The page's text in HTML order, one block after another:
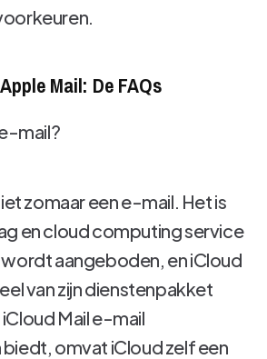
Mail: De FAQs
mail?
zomaar een e-mail. Het is
en cloud computing service
aangeboden, en iCloud
van zijn dienstenpakket
Mail e-mail
omvat iCloud zelf een